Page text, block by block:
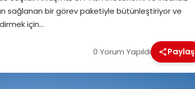
sağlanan bir görev paketiyle bütünleştiriyor ve
için…
0 Yorum Yapıldı Paylaş